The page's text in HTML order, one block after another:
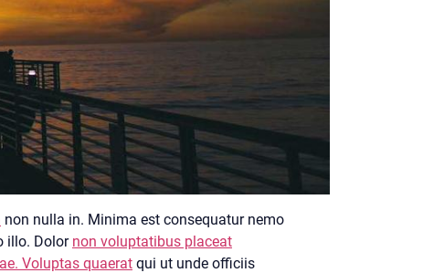
non nulla in. Minima est consequatur nemo
illo. Dolor non voluptatibus placeat
Voluptas quaerat qui ut unde officiis